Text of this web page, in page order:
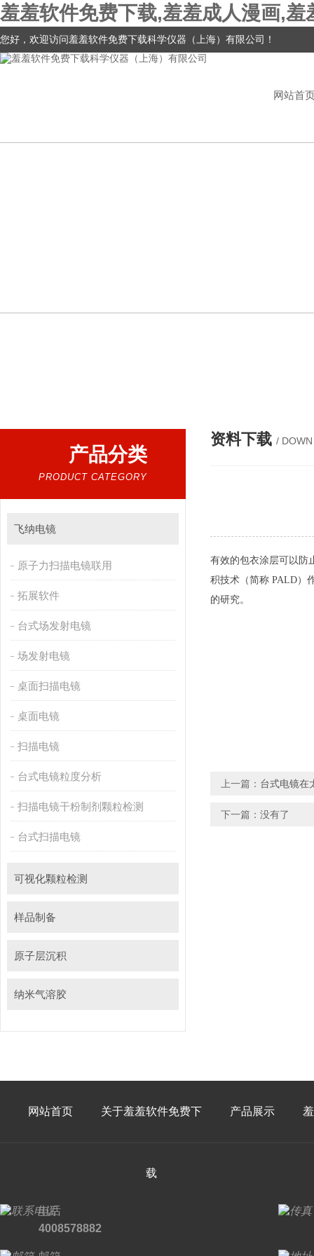
羞羞软件免费下载,羞羞成人漫画,
您好，欢迎访问羞羞软件免费下载科学仪器（上海）有限公司！
网站首
产品分类
PRODUCT CATEGORY
飞纳电镜
原子力扫描电镜联用
拓展软件
台式场发射电镜
场发射电镜
桌面扫描电镜
桌面电镜
扫描电镜
台式电镜粒度分析
扫描电镜干粉制剂颗粒检测
台式扫描电镜
可视化颗粒检测
样品制备
原子层沉积
纳米气溶胶
资料下载 / DOWN
有效的包衣涂层可以防止
积技术（简称 PALD）
的研究。
上一篇： 台式电镜在
下一篇：没有了
网站首页 关于羞羞软件免费下
载
产品展示
电话
4008578882